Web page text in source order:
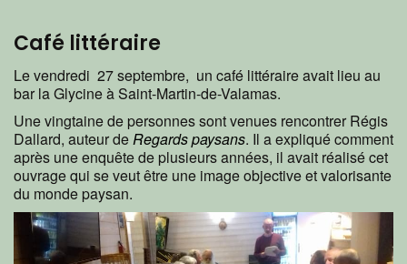
Café littéraire
Le vendredi 27 septembre, un café littéraire avait lieu au
bar la Glycine à Saint-Martin-de-Valamas.
Une vingtaine de personnes sont venues rencontrer Régis
Dallard, auteur deRegards paysans. Il a expliqué comment
après une enquête de plusieurs années, il avait réalisé cet
ouvrage qui se veut être une image objective et valorisante
du monde paysan.